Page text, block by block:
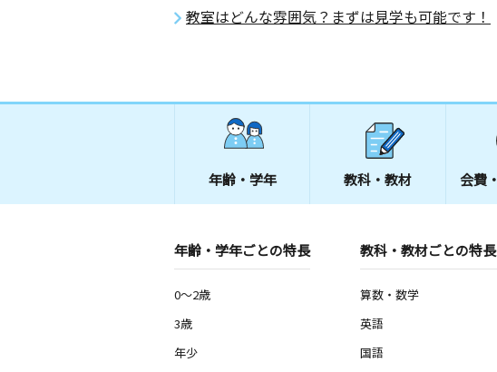
教室はどんな雰囲気？まずは見学も可能です！
年齢・学年 教科・教材 会費・
年齢・学年ごとの特長
0～2歳
3歳
年少
教科・教材ごとの特長
算数・数学
英語
国語